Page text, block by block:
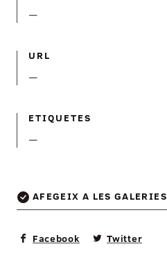
—
URL
—
ETIQUETES
—
AFEGEIX A LES GALERIES
Facebook Twitter